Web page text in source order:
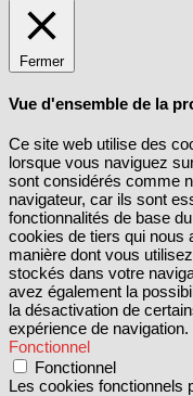
Fermer
Vue d'ensemble de la
Ce site web utilise des
lorsque vous naviguez
sont considérés comme
navigateur, car ils sont
fonctionnalités de base
cookies de tiers qui nous
manière dont vous
stockés dans votre
avez également la
la désactivation de
expérience de navigation.
Fonctionnel
Fonctionnel
Les cookies fonctionnels